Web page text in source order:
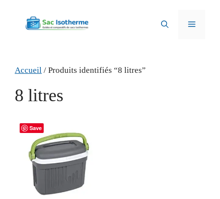
contenu
Menu
Accueil / Produits identifiés “8 litres”
8 litres
Save